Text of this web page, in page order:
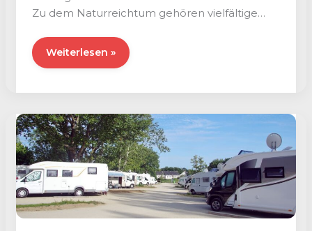
Zu dem Naturreichtum gehören vielfältige
Die
5
in
Europa
Weiterlesen »